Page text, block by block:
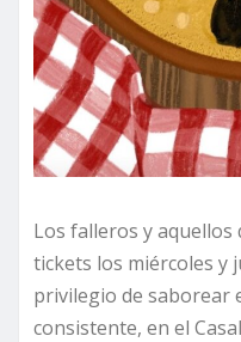
Los falleros y aquellos
tickets los miércoles y
privilegio de saborear
consistente, en el